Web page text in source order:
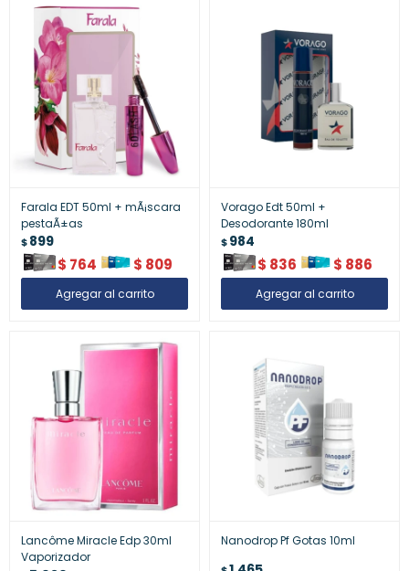
Farala EDT 50ml + mÃ¡scara
pestaÃ±as
$899
$ 764 $ 809
Vorago Edt 50ml +
Desodorante 180ml
$984
$ 836 $ 886
Lancôme Miracle Edp 30ml
Vaporizador
Nanodrop Pf Gotas 10ml